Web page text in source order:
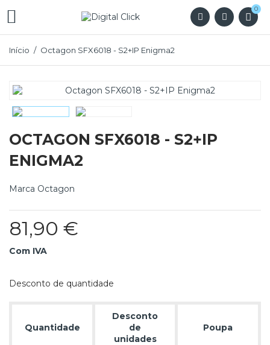
 0
Início Octagon SFX6018 - S2+IP Enigma2
OCTAGON SFX6018 - S2+IP
ENIGMA2
Marca Octagon
81,90 €
Com IVA
Desconto de quantidade
Quantidade
Desconto
de
unidades
Poupa